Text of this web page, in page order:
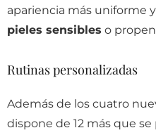
apariencia más uniforme
pieles sensibles o
Rutinas personalizadas
Además de los cuatro
dispone de 12 más que